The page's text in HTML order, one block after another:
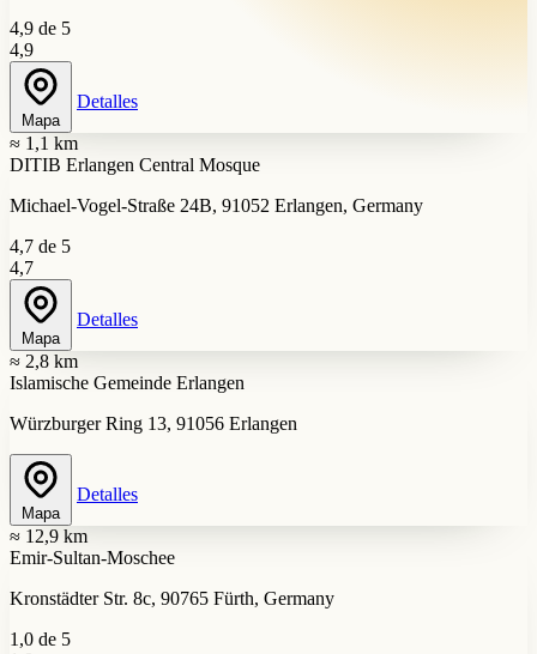
4,9 de 5
4,9
Mapa
Detalles
≈ 1,1 km
DITIB Erlangen Central Mosque
Michael-Vogel-Straße 24B, 91052 Erlangen, Germany
4,7 de 5
4,7
Mapa
Detalles
≈ 2,8 km
Islamische Gemeinde Erlangen
Würzburger Ring 13, 91056 Erlangen
Mapa
Detalles
≈ 12,9 km
Emir-Sultan-Moschee
Kronstädter Str. 8c, 90765 Fürth, Germany
1,0 de 5